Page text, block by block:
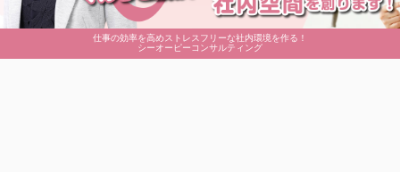
仕事の効率を高めストレスフリーな社内環境を作る！
シーオーピーコンサルティング